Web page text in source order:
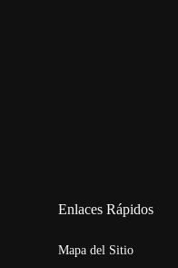
Enlaces Rápidos
Mapa del Sitio